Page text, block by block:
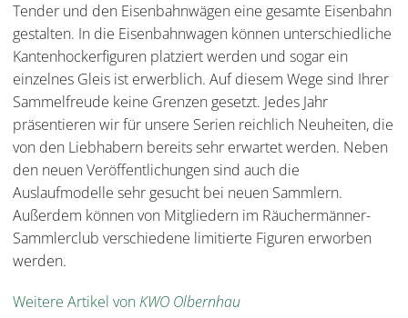
Tender und den Eisenbahnwägen eine gesamte Eisenbahn
gestalten. In die Eisenbahnwagen können unterschiedliche
Kantenhockerfiguren platziert werden und sogar ein
einzelnes Gleis ist erwerblich. Auf diesem Wege sind Ihrer
Sammelfreude keine Grenzen gesetzt. Jedes Jahr
präsentieren wir für unsere Serien reichlich Neuheiten, die
von den Liebhabern bereits sehr erwartet werden. Neben
den neuen Veröffentlichungen sind auch die
Auslaufmodelle sehr gesucht bei neuen Sammlern.
Außerdem können von Mitgliedern im Räuchermänner-
Sammlerclub verschiedene limitierte Figuren erworben
werden.
Weitere Artikel vonKWO Olbernhau